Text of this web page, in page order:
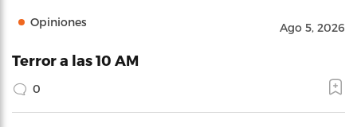
Opiniones Ago 5, 2026
Terror a las 10 AM
0